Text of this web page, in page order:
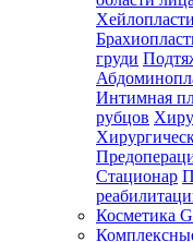
груди
Интимная
рубцов
Стационар
Косметика